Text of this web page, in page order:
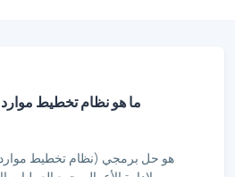
ما هو نظام تخطيط